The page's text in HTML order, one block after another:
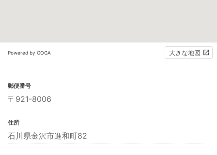
Powered by GOGA 大きな地図
郵便番号
〒921-8006
住所
石川県金沢市進和町82